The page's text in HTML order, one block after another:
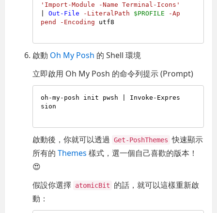
'Import-Module -Name Terminal-Icons'
| Out-File -LiteralPath $PROFILE
-Ap
pend
-Encoding utf8
啟動 Oh My Posh 的 Shell 環境
立即啟用 Oh My Posh 的命令列提示 (Prompt)
oh-my-posh init pwsh | Invoke-Expres
sion
啟動後，你就可以透過 Get-PoshThemes 快速顯示
所有的Themes 樣式，選一個自己喜歡的版本！
😍
假設你選擇 atomicBit
的話，就可以這樣重新啟
動：